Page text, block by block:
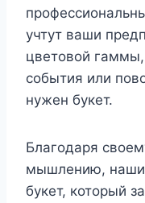
учтут ваши
цветовой гаммы,
события или
нужен букет.
Благодаря
мышлению, наши
букет, который